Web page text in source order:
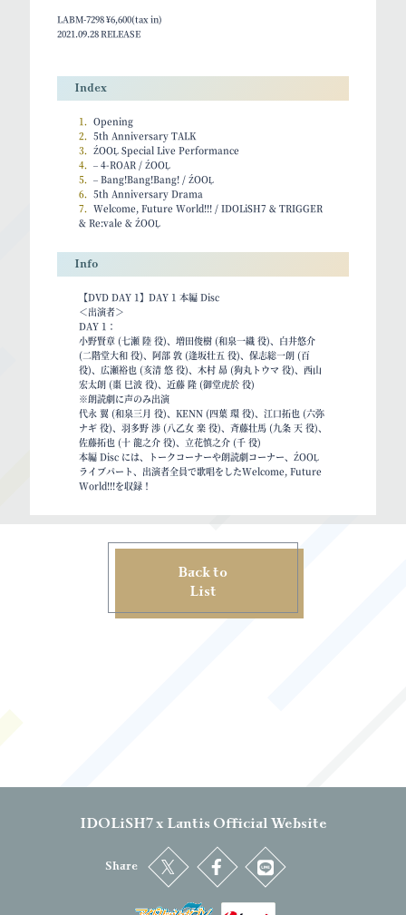
LABM-7298 ¥6,600(tax in)
2021.09.28 RELEASE
Index
1． Opening
2． 5th Anniversary TALK
3． ŹOOĻ Special Live Performance
4． – 4-ROAR / ŹOOĻ
5． – Bang!Bang!Bang! / ŹOOĻ
6． 5th Anniversary Drama
7． Welcome, Future World!!! / IDOLiSH7 & TRIGGER
& Re:vale & ŹOOĻ
Info
【DVD DAY 1】DAY 1 本編 Disc
＜出演者＞
DAY 1：
小野賢章 (七瀬 陸 役)、増田俊樹 (和泉一織 役)、白井悠介
(二階堂大和 役)、阿部 敦 (逢坂壮五 役)、保志総一朗 (百
役)、広瀬裕也 (亥清 悠 役)、木村 昴 (狗丸トウマ 役)、西山
宏太朗 (棗 巳波 役)、近藤 隆 (御堂虎於 役)
※朗読劇に声のみ出演
代永 翼 (和泉三月 役)、KENN (四葉 環 役)、江口拓也 (六弥
ナギ 役)、羽多野 渉 (八乙女 楽 役)、斉藤壮馬 (九条 天 役)、
佐藤拓也 (十 龍之介 役)、立花慎之介 (千 役)
本編 Disc には、トークコーナーや朗読劇コーナー、ŹOOĻ
ライブパート、出演者全員で歌唱をしたWelcome, Future
World!!!を収録！
Back to
List
IDOLiSH7 x Lantis Official Website
Share